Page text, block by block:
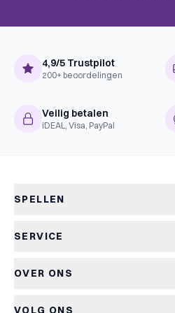
4,9/5 Trustpilot
200+ beoordelingen
Veilig betalen
iDEAL, Visa, PayPal
SPELLEN
Nieuwe spellen
SERVICE
Retourneren
OVER ONS
VOLG ONS